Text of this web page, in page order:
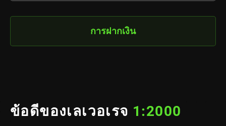
การฝากเงิน
ข้อดีของเลเวอเรจ 1:2000